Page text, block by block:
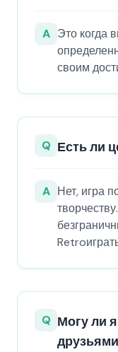
A Это когда
своим
Q Есть ли
A Нет, игра
Q Могу ли